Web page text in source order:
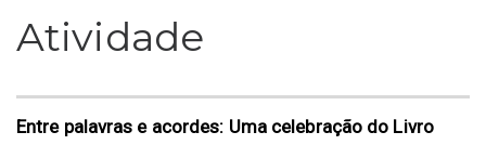
Atividade
Entre palavras e acordes: Uma celebração do Livro